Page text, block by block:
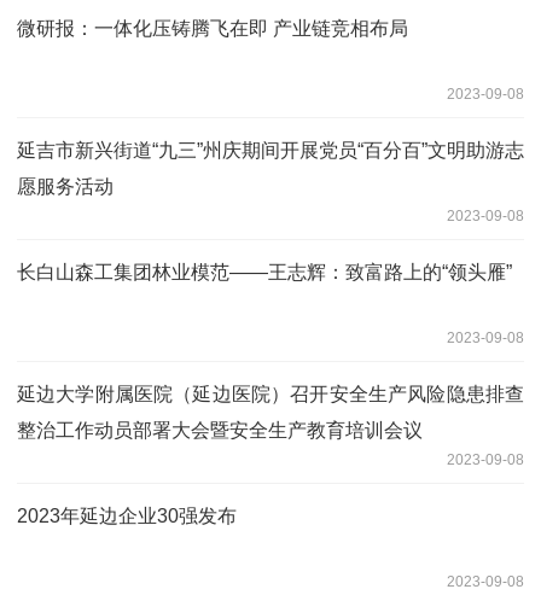
微研报：一体化压铸腾飞在即 产业链竞相布局
2023-09-08
延吉市新兴街道“九三”州庆期间开展党员“百分百”文明助游志
愿服务活动
2023-09-08
长白山森工集团林业模范——王志辉：致富路上的“领头雁”
2023-09-08
延边大学附属医院（延边医院）召开安全生产风险隐患排查
整治工作动员部署大会暨安全生产教育培训会议
2023-09-08
2023年延边企业30强发布
2023-09-08